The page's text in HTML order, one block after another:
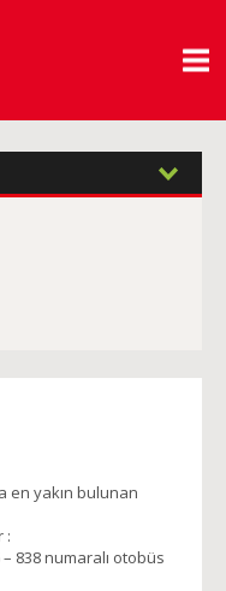
en yakın bulunan
:
– 838 numaralı otobüs